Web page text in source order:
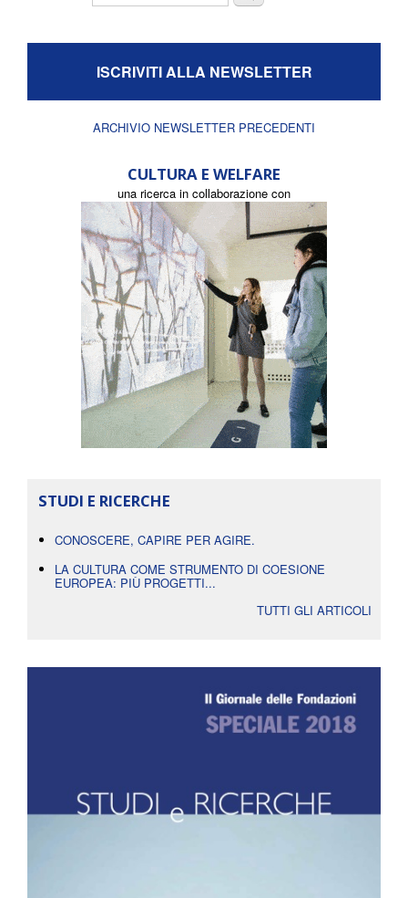
ISCRIVITI ALLA NEWSLETTER
ARCHIVIO NEWSLETTER PRECEDENTI
CULTURA E WELFARE
una ricerca in collaborazione con
STUDI E RICERCHE
CONOSCERE, CAPIRE PER AGIRE.
LA CULTURA COME STRUMENTO DI COESIONE
EUROPEA: PIÙ PROGETTI...
TUTTI GLI ARTICOLI